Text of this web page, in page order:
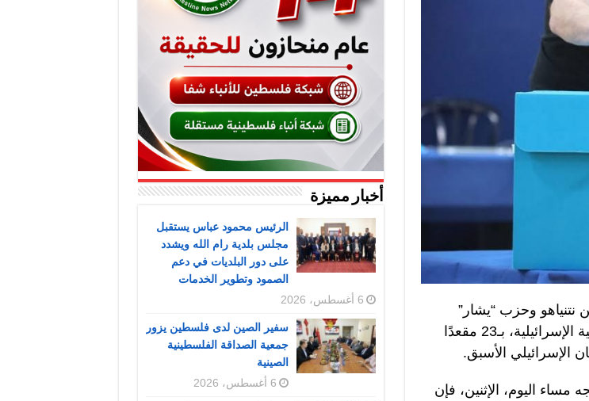
نتنياهو وحزب “يشار”
برئاسة غادي آيزنكوت يتعادلان في صدارة الخريطة الحزبية الإسرائيلية، بـ23 مقعدًا
الإسرائيلي الأسبق.
عُرضت نتائجه مساء اليوم، الإثنين، فإن
أخبار مميزة
الرئيس محمود عباس يستقبل
مجلس بلدية رام الله ويشدد
على دور البلديات في دعم
الصمود وتطوير الخدمات
6 أغسطس، 2026
سفير الصين لدى فلسطين يزور
جمعية الصداقة الفلسطينية
الصينية
6 أغسطس، 2026